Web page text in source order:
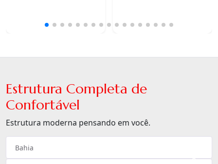
Estrutura Completa de
Confortável
Estrutura moderna pensando em você.
×
Bahia